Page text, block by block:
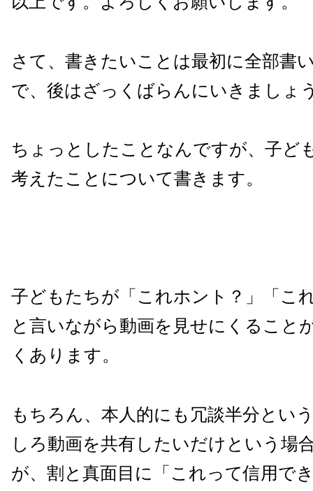
さて、書きたいことは最初に全部書
で、後はざっくばらんにいきましょ
ちょっとしたことなんですが、子ど
考えたことについて書きます。
子どもたちが「これホント？」「こ
と言いながら動画を見せにくること
くあります。
もちろん、本人的にも冗談半分とい
しろ動画を共有したいだけという場
が、割と真面目に「これって信用で